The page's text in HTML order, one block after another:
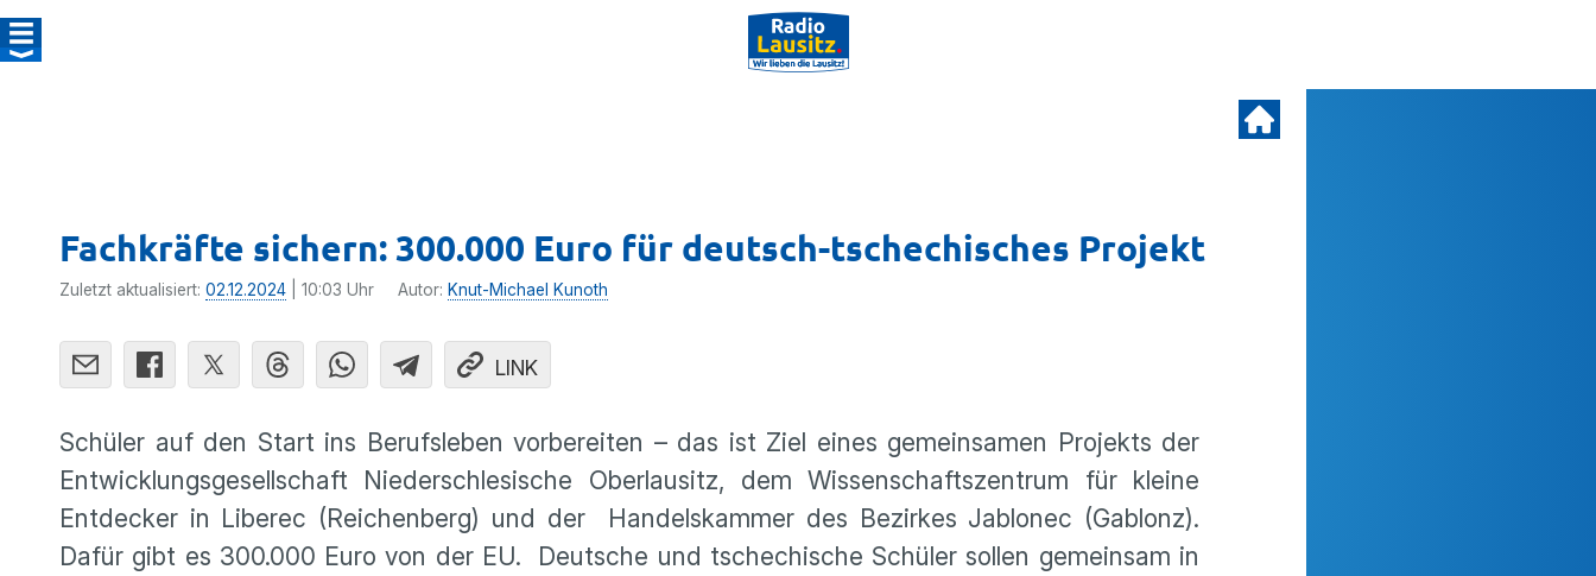
Fachkräfte sichern: 300.000 Euro für deutsch-tschechisches Projekt
Zuletzt aktualisiert: 02.12.2024 | 10:03 Uhr Autor: Knut-Michael Kunoth
LINK
Schüler auf den Start ins Berufsleben vorbereiten – das ist Ziel eines gemeinsamen Projekts der
Entwicklungsgesellschaft Niederschlesische Oberlausitz, dem Wissenschaftszentrum für kleine
Entdecker in Liberec (Reichenberg) und der Handelskammer des Bezirkes Jablonec (Gablonz).
Dafür gibt es 300.000 Euro von der EU. Deutsche und tschechische Schüler sollen gemeinsam in